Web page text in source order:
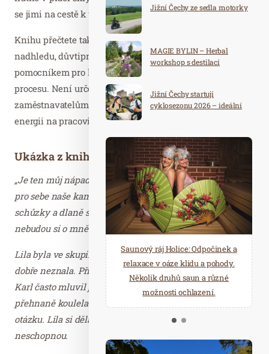
se jimi na cestě k úspěchu.
Knihu přečtete takzvaně na posezení, je totiž plná
nadhledu, důvtipných komiksových scének i grafů. Je
pomocníkem pro každého, kdo se vyskytuje v pracovním
procesu. Není určena jen zaměstnancům, ale i
zaměstnavatelům, kteří díky ní mohou výrazně zlepšit
energii na pracovišti.
Ukázka z knihy
„Je ten můj nápad skvělý, anebo úplně pitomý?“ říkala si
pro sebe naše kamarádka Lila uprostřed týmové pracovní
schůzky a dlaně se jí začínaly potit. Když něco řeknu,
nebudou si o mně myslet, že jsem úplně blbá?
Lila byla ve skupině teprve dva týdny a své kolegy ještě
dobře neznala. Připadali jí však oba extrémně soutěživí.
Karl často mluvil jaksi přehlíživě a Anna zpravidla
přehnaně koulela očima, když jí odpovídala na nějakou
otázku. Lila si dělala obavy, že ji považují za naprosto
neschopnou.
Jižní Čechy ze sedla motorky
MAGIE BYLIN – Herbal
workshop s destilací
Jižní Čechy startují
cyklosezonu 2026 – ideální
Saunový ráj Holice: Odpočinek a
relaxace v oáze klidu a pohody.
Několik druhů saun a různé
možnosti ochlazení.
Spa Hotel Děvín: Odpočiňte si od
starostí všedních dnů a přijeďte
načerpat novou energii do
Mariánských Lázní.